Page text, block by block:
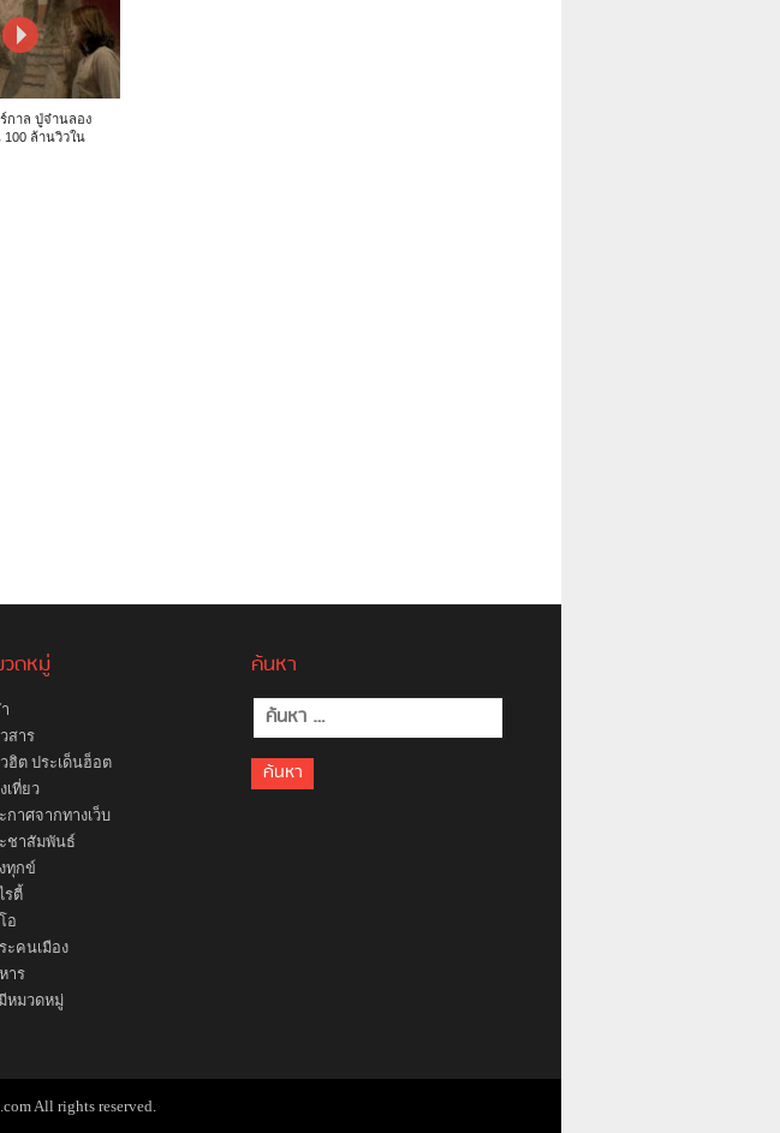
กาล ปู่จ๋านลอง
ล้านวิวใน
ดหมู่
สาร
ฮิต ประเด็นฮ็อต
เที่ยว
กาศจากทางเว็บ
ชาสัมพันธ์
ทุกข์
รตี้
อ
ะคนเมือง
าร
หมวดหมู่
ค้นหา
ค้นหา
สำหรับ:
All rights reserved.